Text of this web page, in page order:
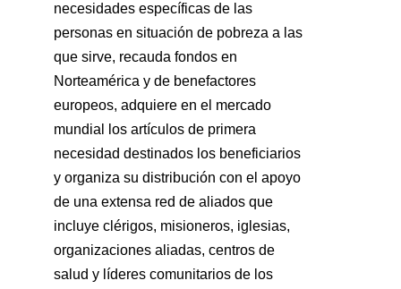
necesidades específicas de las
personas en situación de pobreza a las
que sirve, recauda fondos en
Norteamérica y de benefactores
europeos, adquiere en el mercado
mundial los artículos de primera
necesidad destinados los beneficiarios
y organiza su distribución con el apoyo
de una extensa red de aliados que
incluye clérigos, misioneros, iglesias,
organizaciones aliadas, centros de
salud y líderes comunitarios de los